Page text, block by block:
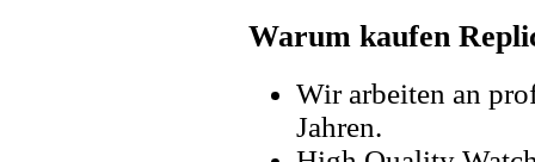
Warum kaufen
Wir arbeiten an
Jahren.